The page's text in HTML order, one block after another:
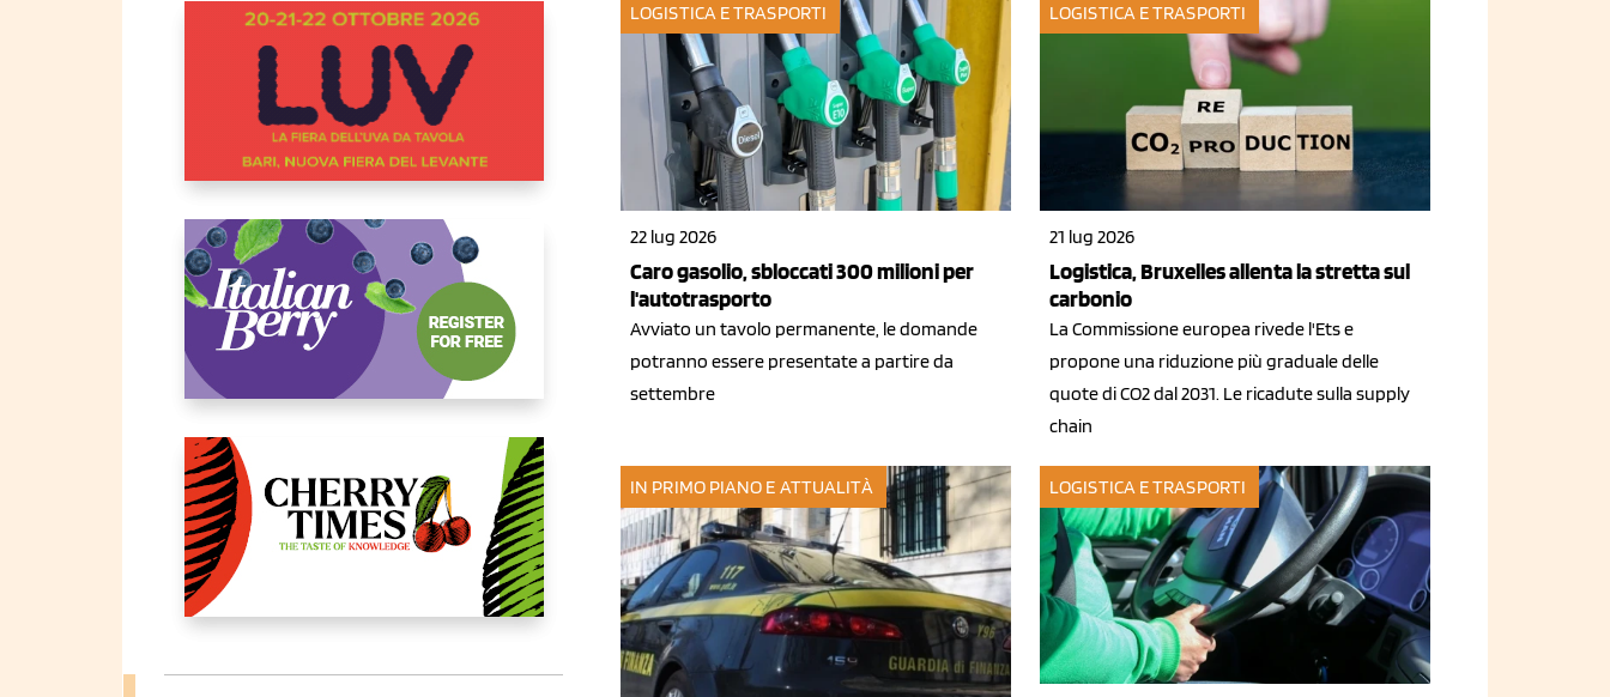
LOGISTICA E TRASPORTI
22 lug 2026
Caro gasolio, sbloccati 300 milioni per
l'autotrasporto
Avviato un tavolo permanente, le domande
potranno essere presentate a partire da
settembre
LOGISTICA E TRASPORTI
21 lug 2026
Logistica, Bruxelles allenta la stretta sul
carbonio
La Commissione europea rivede l'Ets e
propone una riduzione più graduale delle
quote di CO2 dal 2031. Le ricadute sulla supply
chain
IN PRIMO PIANO E ATTUALITÀ LOGISTICA E TRASPORTI